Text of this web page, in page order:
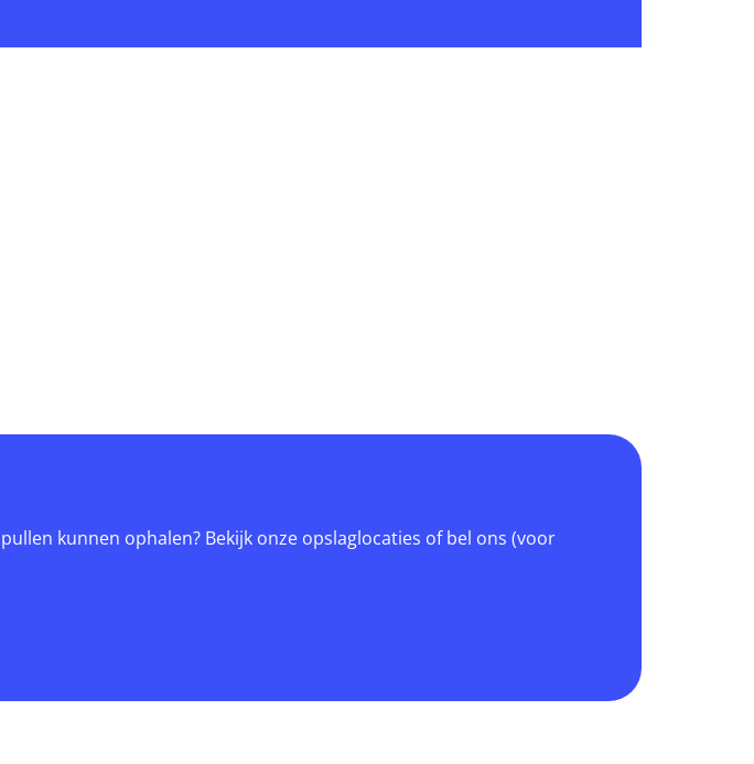
kunnen ophalen? Bekijk onze opslaglocaties of bel ons (voor